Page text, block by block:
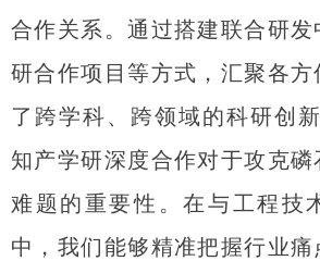
合作关系。通过搭建联合研
研合作项目等方式，汇聚各
了跨学科、跨领域的科研创
知产学研深度合作对于攻克磷
难题的重要性。在与工程技
中，我们能够精准把握行业痛